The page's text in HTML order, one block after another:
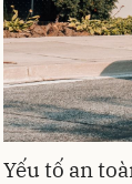
Yếu tố an